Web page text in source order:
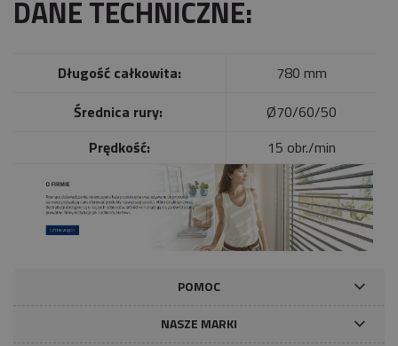
DANE TECHNICZNE:
Długość całkowita:
780 mm
Średnica rury:
Ø70/60/50
Prędkość:
15 obr./min
POMOC
NASZE MARKI